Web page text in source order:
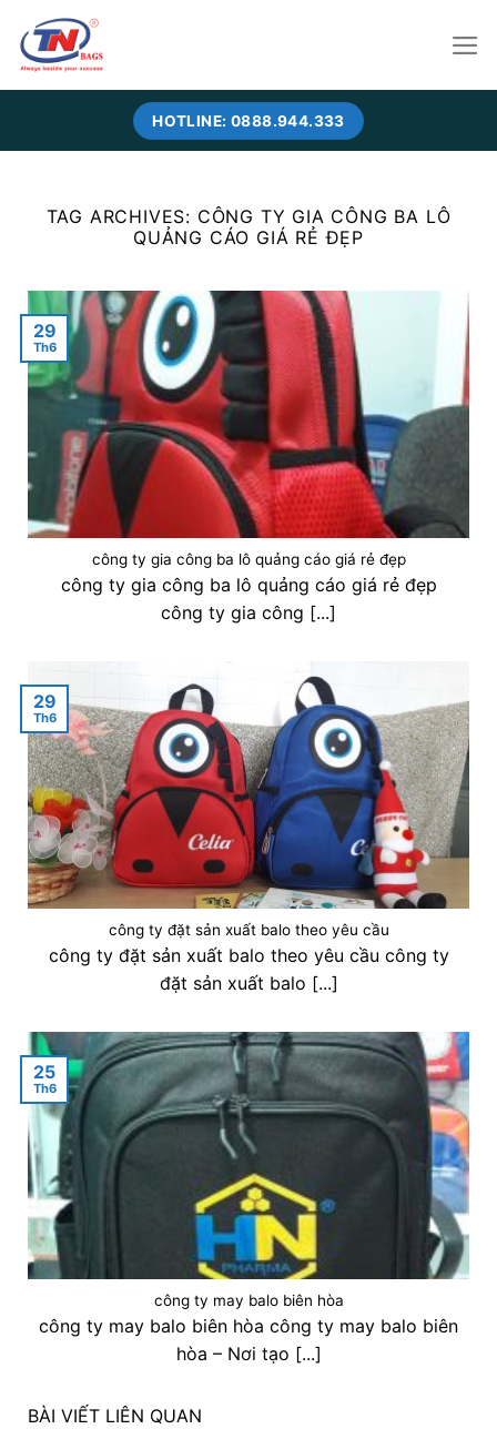
content
HOTLINE: 0888.944.333
TAG ARCHIVES: CÔNG TY GIA CÔNG BA LÔ
QUẢNG CÁO GIÁ RẺ ĐẸP
công ty gia công ba lô quảng cáo giá rẻ đẹp
công ty gia công ba lô quảng cáo giá rẻ đẹp
công ty gia công [...]
29
Th6
công ty đặt sản xuất balo theo yêu cầu
công ty đặt sản xuất balo theo yêu cầu công ty
đặt sản xuất balo [...]
29
Th6
công ty may balo biên hòa
công ty may balo biên hòa công ty may balo biên
hòa – Nơi tạo [...]
25
Th6
BÀI VIẾT LIÊN QUAN